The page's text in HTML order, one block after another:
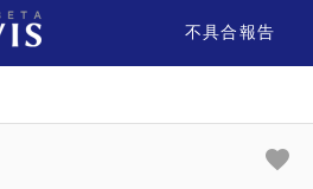
不具合報告